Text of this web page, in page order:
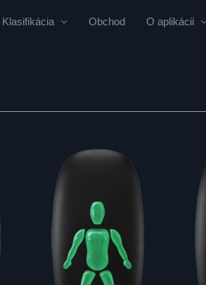
Klasifikácia Obchod O aplikácii